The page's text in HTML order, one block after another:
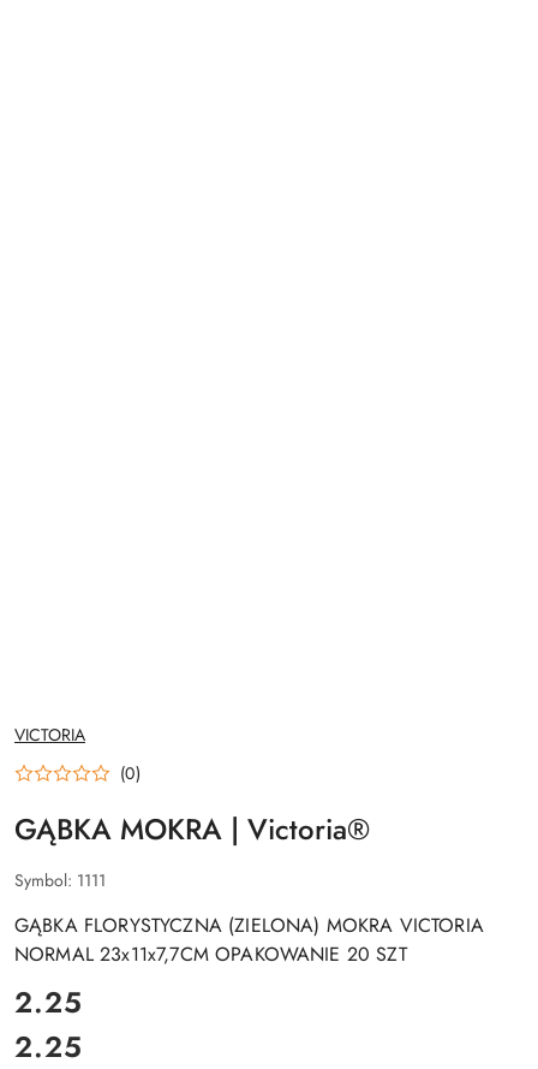
NAZWA
PRODUCENTA:
VICTORIA
(0)
GĄBKA MOKRA | Victoria®
Symbol: 1111
GĄBKA FLORYSTYCZNA (ZIELONA) MOKRA VICTORIA
NORMAL 23x11x7,7CM OPAKOWANIE 20 SZT
cena:
2.25
Cena:
2.25